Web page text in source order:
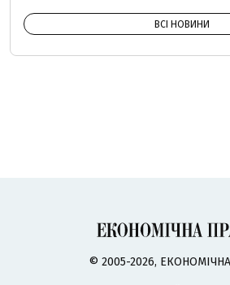
ВСІ НОВИНИ
© 2005-2026,